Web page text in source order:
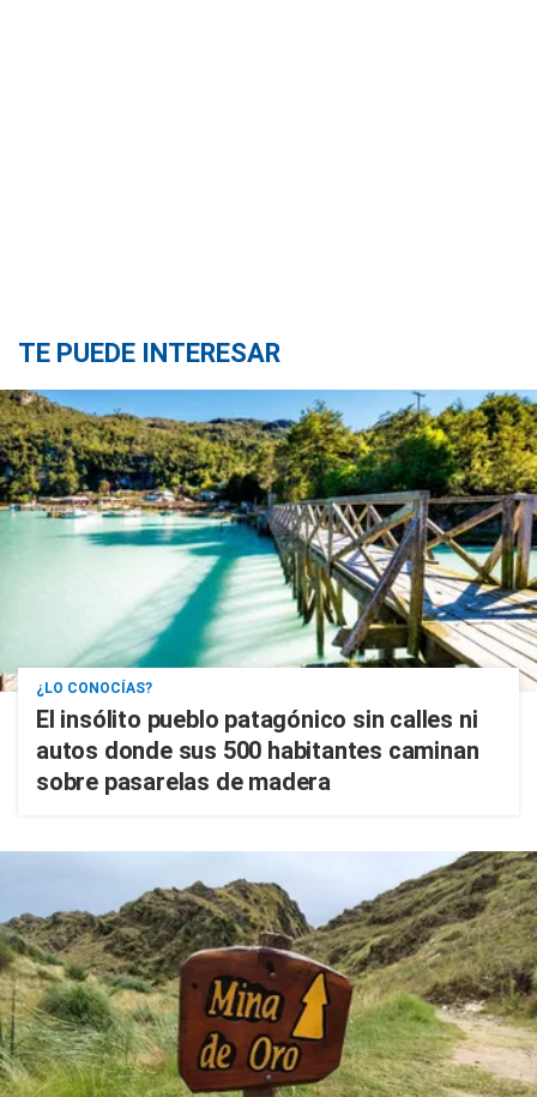
TE PUEDE INTERESAR
¿LO CONOCÍAS?
El insólito pueblo patagónico sin calles ni
autos donde sus 500 habitantes caminan
sobre pasarelas de madera